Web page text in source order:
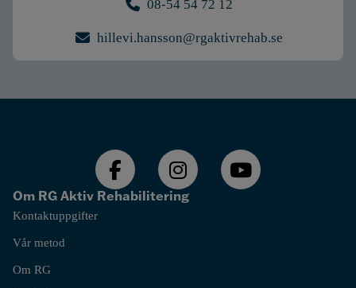
08-54 54 72 12
hillevi.hansson@rgaktivrehab.se
Om RG Aktiv Rehabilitering
Kontaktuppgifter
Vår metod
Om RG